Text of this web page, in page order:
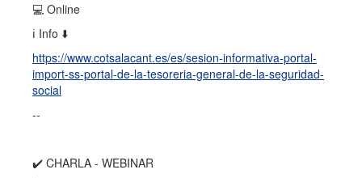
💻 Online
ℹ️ Info ⬇️
https://www.cotsalacant.es/es/sesion-informativa-portal-
import-ss-portal-de-la-tesoreria-general-de-la-seguridad-
social
--
✔️ CHARLA - WEBINAR